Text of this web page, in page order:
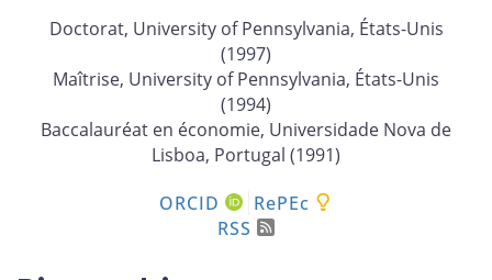
Doctorat, University of Pennsylvania, États-Unis
(1997)
Maîtrise, University of Pennsylvania, États-Unis
(1994)
Baccalauréat en économie, Universidade Nova de
Lisboa, Portugal (1991)
ORCID
RePEc
RSS